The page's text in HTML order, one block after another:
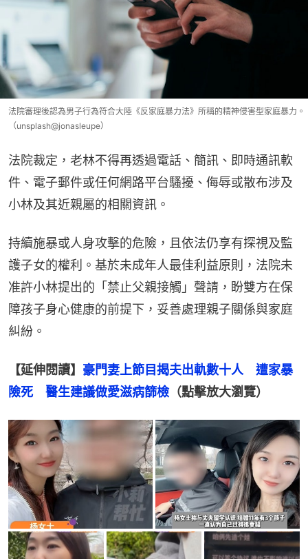
法院審理後認為男子行為符合大陸《反家庭暴力法》所稱的精神侵害型家庭暴力。
（unsplash@jonasleupe）
法院裁定，老林不得再透過電話、簡訊、即時通訊軟
件、電子郵件或任何網路平台騷擾、侮辱或散布涉及
小林及其近親屬的相關資訊。
持續施暴或人身攻擊的危險，且依法仍享有探視及監
護子女的權利。基於未成年人最佳利益原則，法院未
准許小林提出的「禁止父親接觸」聲請，盼雙方在保
障孩子身心健康的前提下，妥善處理親子關係與家庭
糾紛。
【延伸閱讀】 豪門妻上節目揭夫出軌數十人　遭家暴
險死　醫生建議做愛滋病篩檢（點擊放大瀏覽）